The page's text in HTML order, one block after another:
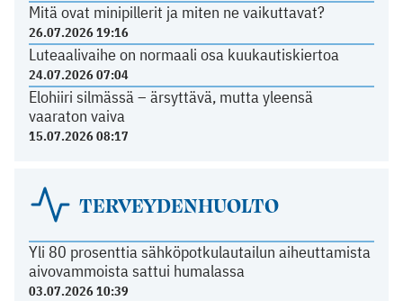
Mitä ovat minipillerit ja miten ne vaikuttavat?
26.07.2026 19:16
Luteaalivaihe on normaali osa kuukautiskiertoa
24.07.2026 07:04
Elohiiri silmässä – ärsyttävä, mutta yleensä
vaaraton vaiva
15.07.2026 08:17
TERVEYDENHUOLTO
Yli 80 prosenttia sähköpotkulautailun aiheuttamista
aivovammoista sattui humalassa
03.07.2026 10:39